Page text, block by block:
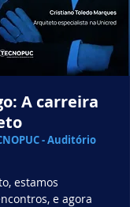
A carreira
- Auditório
estamos
e agora